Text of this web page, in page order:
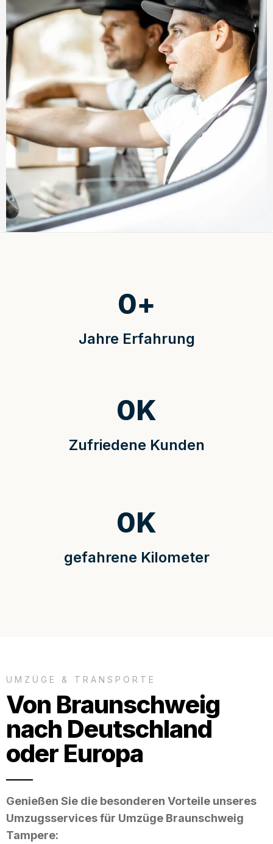
Jahre Erfahrung
0+
Zufriedene Kunden
0K
gefahrene Kilometer
0K
UMZÜGE & TRANSPORTE
Von Braunschweig
nach Deutschland
oder Europa
Genießen Sie die besonderen Vorteile unseres
Umzugsservices für Umzüge Braunschweig
Tampere: